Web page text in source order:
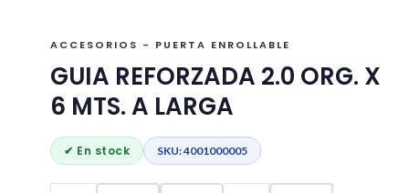
ACCESORIOS - PUERTA ENROLLABLE
GUIA REFORZADA 2.0 ORG. X
6 MTS. A LARGA
✔ En stock SKU: 4001000005